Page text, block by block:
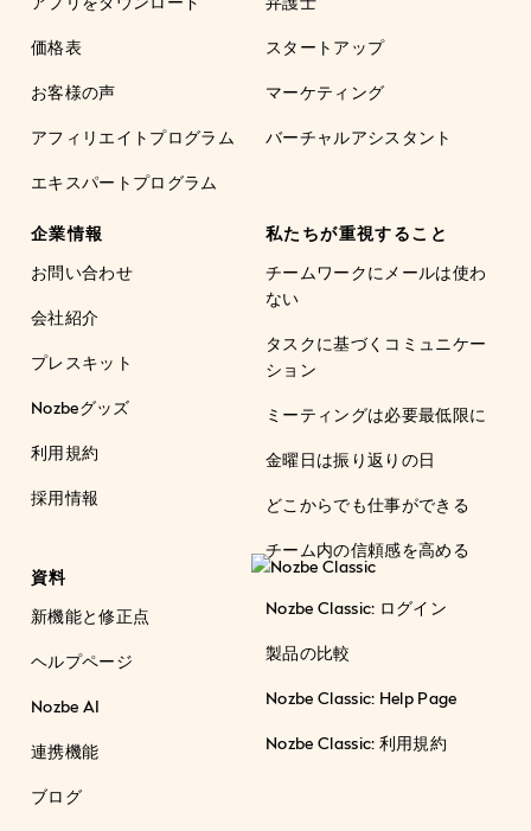
価格表
お客様の声
アフィリエイトプログラム
エキスパートプログラム
スタートアップ
マーケティング
バーチャルアシスタント
企業情報
お問い合わせ
会社紹介
プレスキット
Nozbeグッズ
利用規約
採用情報
私たちが重視すること
チームワークにメールは使わ
ない
タスクに基づくコミュニケー
ション
ミーティングは必要最低限に
金曜日は振り返りの日
どこからでも仕事ができる
チーム内の信頼感を高める
資料
新機能と修正点
ヘルプページ
Nozbe AI
連携機能
ブログ
Nozbe Classic: ログイン
製品の比較
Nozbe Classic: Help Page
Nozbe Classic: 利用規約